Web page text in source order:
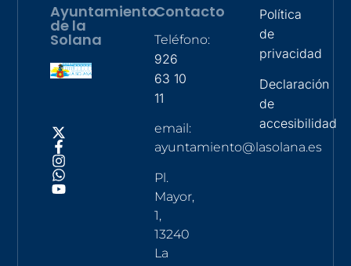
Ayuntamiento
de la
Solana
Contacto
Teléfono:
926
63 10
11
email:
ayuntamiento@lasolana.es
Pl.
Mayor,
1,
13240
La
Política
de
privacidad
Declaración
de
accesibilidad